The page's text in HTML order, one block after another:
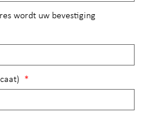
wordt uw bevestiging
*